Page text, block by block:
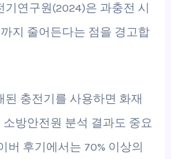
연구원(2024)은 과충전 시
지 줄어든다는 점을 경고합
충전기를 사용하면 화재
방안전원 분석 결과도 중요
버 후기에서는 70% 이상의